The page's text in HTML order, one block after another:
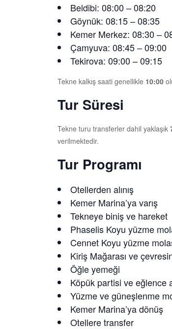
Beldibi: 08:00 – 08:20
Göynük: 08:15 – 08:35
Kemer Merkez: 08:30 –
Çamyuva: 08:45 – 09:00
Tekirova: 09:00 – 09:15
Tekne kalkış saati genellikle 10:00
Tur Süresi
Tekne turu transferler dahil yaklaşık
verilmektedir.
Tur Programı
Otellerden alınış
Kemer Marina’ya varış
Tekneye biniş ve hareket
Phaselis Koyu yüzme
Cennet Koyu yüzme
Kiriş Mağarası ve
Öğle yemeği
Köpük partisi ve eğlence
Yüzme ve güneşlenme
Kemer Marina’ya dönüş
Otellere transfer